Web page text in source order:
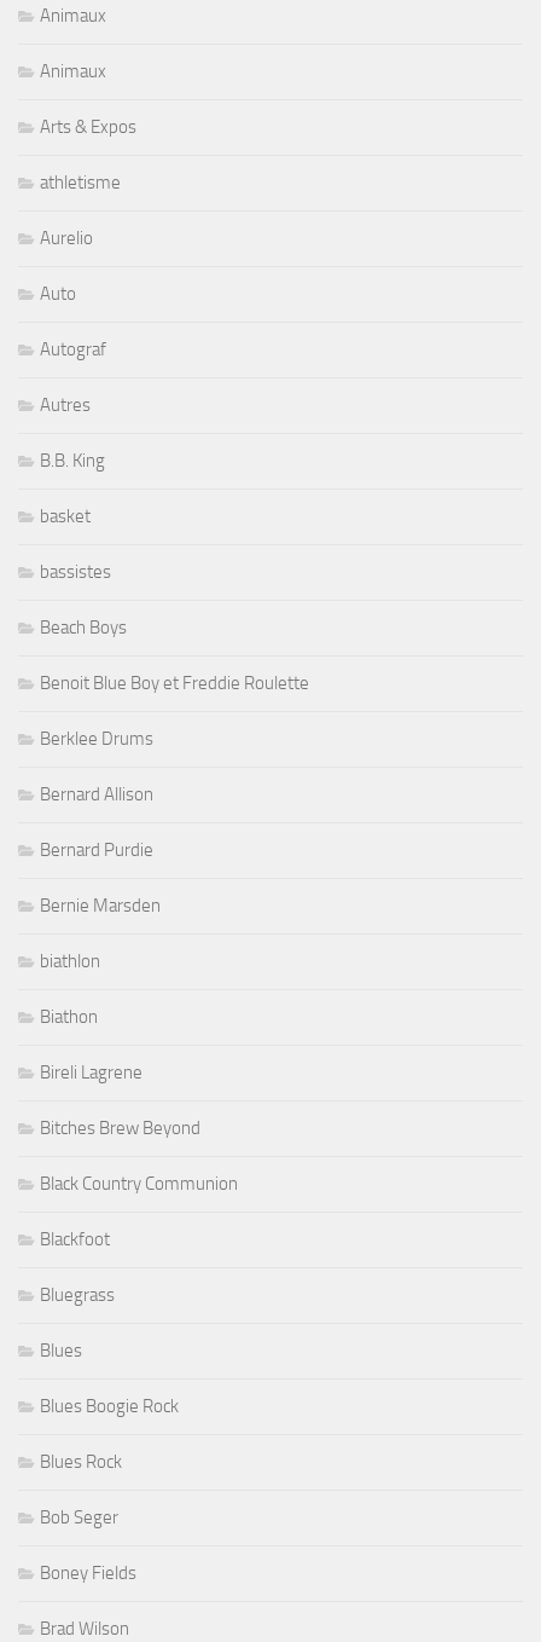
Animaux
Animaux
Arts & Expos
athletisme
Aurelio
Auto
Autograf
Autres
B.B. King
basket
bassistes
Beach Boys
Benoit Blue Boy et Freddie Roulette
Berklee Drums
Bernard Allison
Bernard Purdie
Bernie Marsden
biathlon
Biathon
Bireli Lagrene
Bitches Brew Beyond
Black Country Communion
Blackfoot
Bluegrass
Blues
Blues Boogie Rock
Blues Rock
Bob Seger
Boney Fields
Brad Wilson